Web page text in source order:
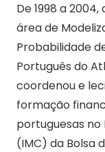
De 1998 a
área de
Probabilidade
Português do
coordenou e
formação
portuguesas
(IMC) da Bolsa